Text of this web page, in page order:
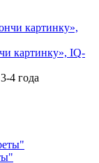
картинку», IQ-
4 года